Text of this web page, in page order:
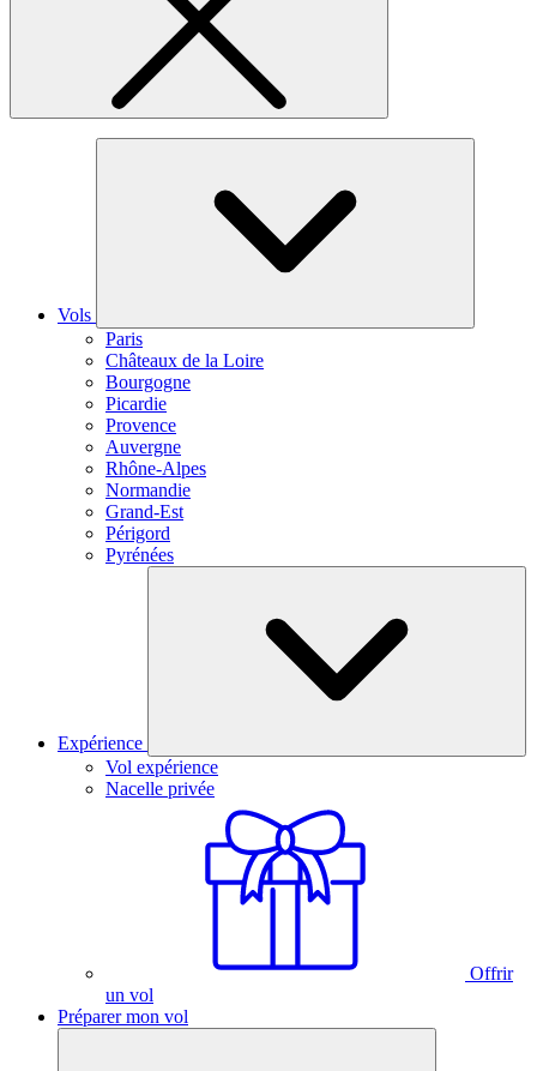
Vols
Paris
Châteaux de la Loire
Bourgogne
Picardie
Provence
Auvergne
Rhône-Alpes
Normandie
Grand-Est
Périgord
Pyrénées
Expérience
Vol expérience
Nacelle privée
Offrir
un vol
Préparer mon vol